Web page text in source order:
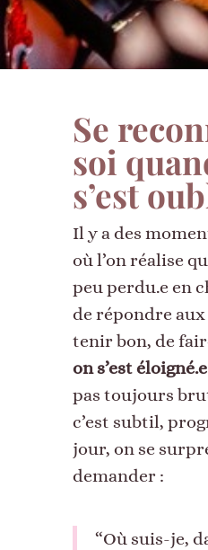
Se
soi
s’est
Il y a des
où l’on réalise
peu perdu.e en
de répondre
tenir bon, de
on s’est
pas toujours
c’est subtil,
jour, on se
demander :
“Où suis-je,